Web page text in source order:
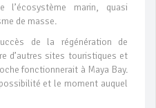
l’écosystème marin, quasi
de masse.
de la régénération de
d’autres sites touristiques et
fonctionnerait à Maya Bay.
et le moment auquel